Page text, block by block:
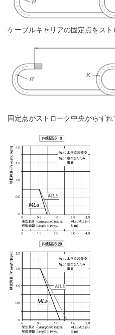
ケーブルキャリアの固定点をス
固定点がストローク中央からずれ